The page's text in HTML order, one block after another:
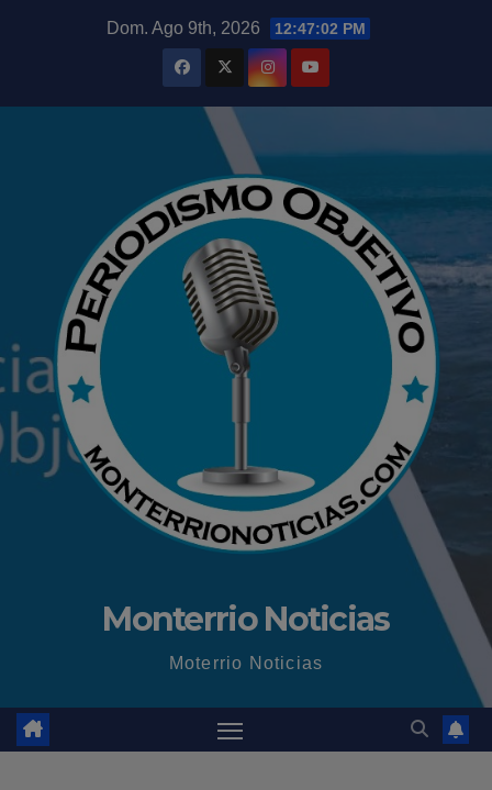
Dom. Ago 9th, 2026 12:47:04 PM
Monterrio Noticias
Moterrio Noticias
modal-check